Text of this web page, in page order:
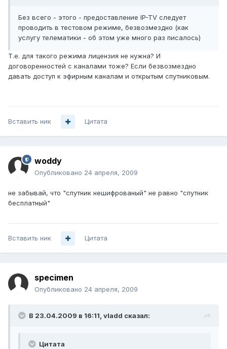
Без всего - этого - предоставление IP-TV следует
проводить в тестовом режиме, безвозмездно (как
услугу телематики - об этом уже много раз писалось)
Т.е. для такого режима лицензия не нужна? И
договоренностей с каналами тоже? Если безвозмездно
давать доступ к эфирным каналам и открытым спутниковым.
Вставить ник Цитата
woddy
Опубликовано 24 апреля, 2009
не забывай, что "спутник нешифрованый" не равно "спутник
бесплатный"
Вставить ник Цитата
specimen
Опубликовано 24 апреля, 2009
В 23.04.2009 в 16:11, vladd сказал:
Цитата